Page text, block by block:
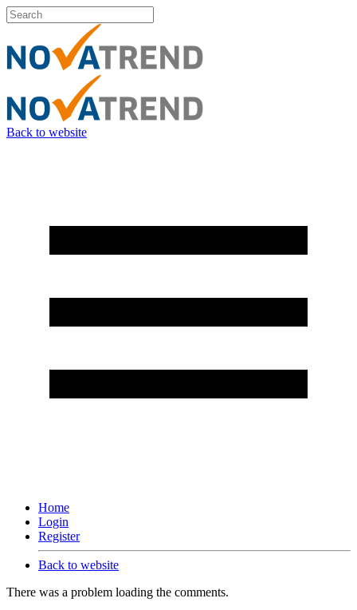
Back to website
Home
Login
Register
Back to website
There was a problem loading the comments.